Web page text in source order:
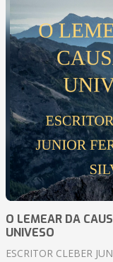
O LEMEAR DA
UNIVESO
ESCRITOR CLEBER